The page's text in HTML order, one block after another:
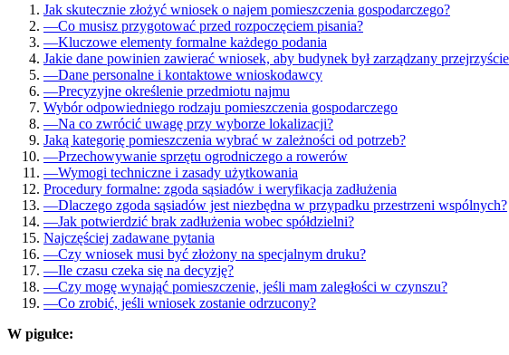
Jak skutecznie złożyć wniosek o najem pomieszczenia gospodarczego?
—Co musisz przygotować przed rozpoczęciem pisania?
—Kluczowe elementy formalne każdego podania
Jakie dane powinien zawierać wniosek, aby budynek był zarządzany
—Dane personalne i kontaktowe wnioskodawcy
—Precyzyjne określenie przedmiotu najmu
Wybór odpowiedniego rodzaju pomieszczenia gospodarczego
—Na co zwrócić uwagę przy wyborze lokalizacji?
Jaką kategorię pomieszczenia wybrać w zależności od potrzeb?
—Przechowywanie sprzętu ogrodniczego a rowerów
—Wymogi techniczne i zasady użytkowania
Procedury formalne: zgoda sąsiadów i weryfikacja zadłużenia
—Dlaczego zgoda sąsiadów jest niezbędna w przypadku przestrzeni wspólnych?
—Jak potwierdzić brak zadłużenia wobec spółdzielni?
Najczęściej zadawane pytania
—Czy wniosek musi być złożony na specjalnym druku?
—Ile czasu czeka się na decyzję?
—Czy mogę wynająć pomieszczenie, jeśli mam zaległości w czynszu?
—Co zrobić, jeśli wniosek zostanie odrzucony?
W pigułce: